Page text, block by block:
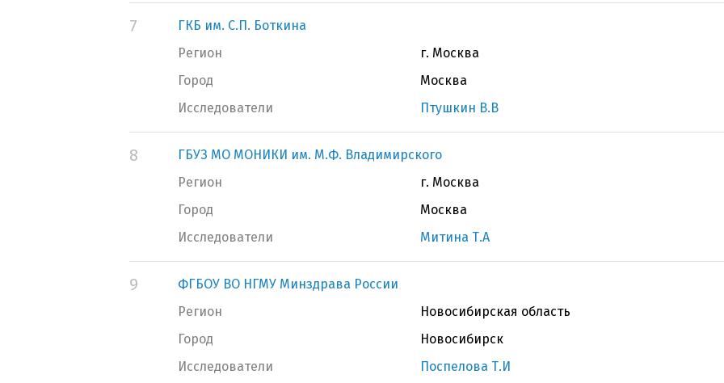
7
ГКБ им. С.П. Боткина
Регион
г. Москва
Город
Москва
Исследователи
Птушкин В.В
8
ГБУЗ МО МОНИКИ им. М.Ф. Владимирского
Регион
г. Москва
Город
Москва
Исследователи
Митина Т.А
9
ФГБОУ ВО НГМУ Минздрава России
Регион
Новосибирская область
Город
Новосибирск
Исследователи
Поспелова Т.И